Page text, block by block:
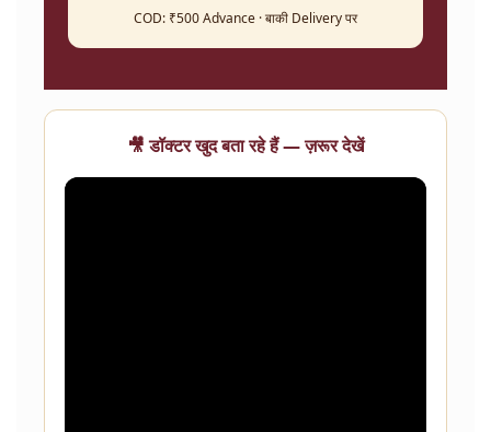
COD: ₹500 Advance · बाकी Delivery पर
🎥 डॉक्टर खुद बता रहे हैं — ज़रूर देखें